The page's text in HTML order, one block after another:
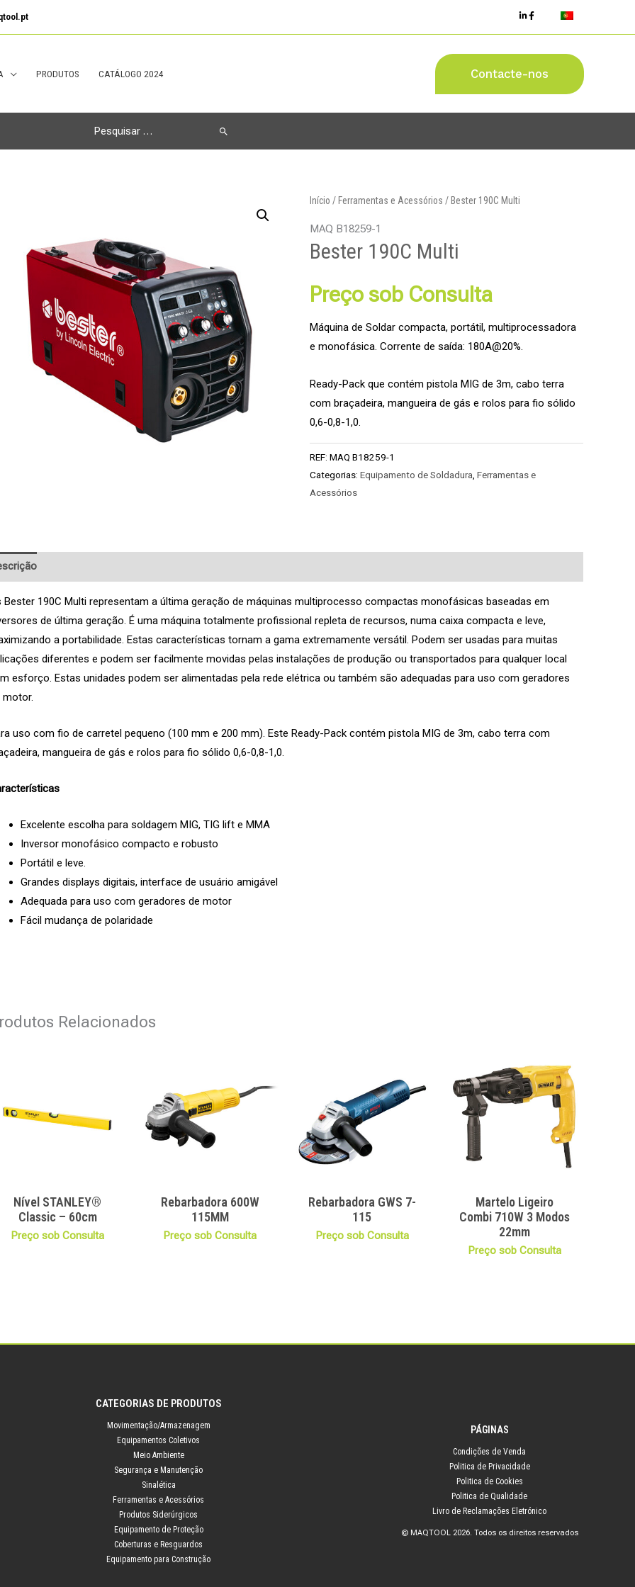
PRODUTOS CATÁLOGO 2024 Contacte-nos
for:
Início / Ferramentas e Acessórios / Bester 190C Multi
MAQ B18259-1
Bester 190C Multi
Preço sob Consulta
Máquina de Soldar compacta, portátil, multiprocessadora
e monofásica.Corrente de saída: 180A@20%.
Ready-Pack que contém pistola MIG de 3m, cabo terra
com braçadeira, mangueira de gás e rolos para fio sólido
0,6-0,8-1,0.
REF:MAQ B18259-1
Categorias:Equipamento de Soldadura ,Ferramentas e
Acessórios
Bester 190C Multi representam a última geração de máquinas multiprocesso compactas monofásicas baseadas em
de última geração. É uma máquina totalmente profissional repleta de recursos, numa caixa compacta e leve,
a portabilidade. Estas características tornam a gama extremamente versátil. Podem ser usadas ​​para muitas
diferentes e podem ser facilmente movidas pelas instalações de produção ou transportados para qualquer local
esforço. Estas unidades podem ser alimentadas pela rede elétrica ou também são adequadas para uso com geradores
motor.
uso com fio de carretel pequeno (100 mm e 200 mm). Este Ready-Pack contém pistola MIG de 3m, cabo terra com
mangueira de gás e rolos para fio sólido 0,6-0,8-1,0.
Excelente escolha para soldagem MIG, TIG lift e MMA
Inversor monofásico compacto e robusto
Portátil e leve.
Grandes displays digitais, interface de usuário amigável
Adequada para uso com geradores de motor
Fácil mudança de polaridade
Relacionados
Nível STANLEY®
Classic – 60cm
Preço sob Consulta
Rebarbadora 600W
115MM
Preço sob Consulta
Rebarbadora GWS 7-
115
Preço sob Consulta
Martelo Ligeiro
Combi 710W 3 Modos
22mm
Preço sob Consulta
CATEGORIAS DE PRODUTOS
Movimentação/Armazenagem
Equipamentos Coletivos
Meio Ambiente
Segurança e Manutenção
Sinalética
Ferramentas e Acessórios
Produtos Siderúrgicos
Equipamento de Proteção
Coberturas e Resguardos
Equipamento para Construção
PÁGINAS
Condições de Venda
Politica de Privacidade
Politica de Cookies
Politica de Qualidade
Livro de Reclamações Eletrónico
© MAQTOOL 2026. Todos os direitos reservados